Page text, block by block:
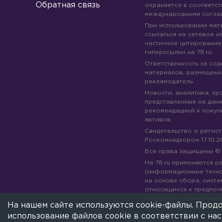
Обратная связь
охраняется в
международными
При использовании
ссылаться на сетевое
частичное
гиперссылки на 78.ru
Ответственность за
материалов,
рекламодатель.
Новости, аналитика,
представленные на
рекомендацией к
активов.
Свидетельство о
Роскомнадзором
Все права защищены
На 78.ru применяются
(информационные
на основе сбора,
относящихся к
Федерации).Подробнее
На нашем сайте используются cookie-файлы.
использование файлов cookie в соответствии с